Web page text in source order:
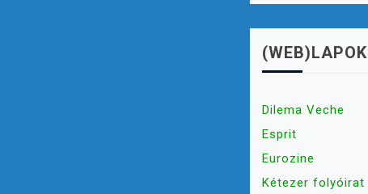
(WEB)LAPOK
Dilema Veche
Esprit
Eurozine
Kétezer folyóirat